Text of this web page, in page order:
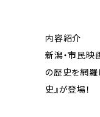
内容紹介
新潟・市民映
の歴史を網羅
史』が登場！